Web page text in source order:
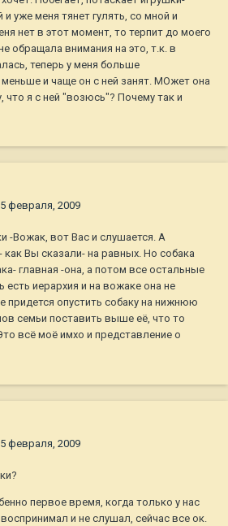
уже меня тянет гулять, со мной и
нет в этот момент, то терпит до моего
обращала внимания на это, т.к. в
теперь у меня больше
меньше и чаще он с ней занят. МОжет она
что я с ней "возюсь"? Почему так и
февраля, 2009
-Вожак, вот Вас и слушается. А
Вы сказали- на равных. Но собака
главная -она, а потом все остальные
есть иерархия и на вожаке она не
придется опустить собаку на нижнюю
семьи поставить выше её, что то
всё моё имхо и представление о
февраля, 2009
первое время, когда только у нас
и не слушал, сейчас все ок.